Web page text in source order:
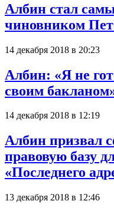
Албин стал
чиновником
14 декабря 2018 в 20:23
Албин: «Я не
своим
14 декабря 2018 в 12:19
Албин призвал
правовую базу
«Последнего
13 декабря 2018 в 12:46